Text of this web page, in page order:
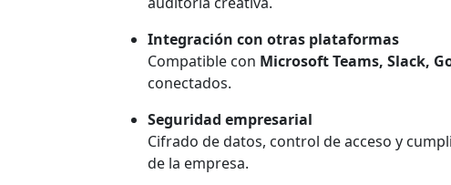
Integración con otras plataformas
Compatible con Microsoft Teams, Slack,
conectados.
Seguridad empresarial
Cifrado de datos, control de acceso y
de la empresa.